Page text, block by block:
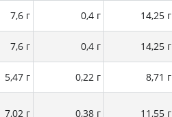
7,6 г 0,4 г
14,25 г
7,6 г 0,4 г
14,25 г
5,47 г 0,22 г
8,71 г
7,02 г 0,38 г 11,55 г